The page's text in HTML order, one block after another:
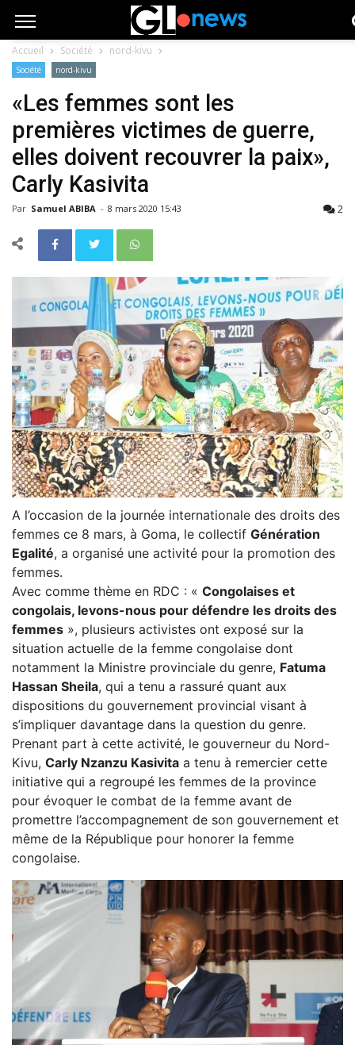
Accueil Société nord-kivu
Société nord-kivu
«Les femmes sont les
premières victimes de guerre,
elles doivent recouvrer la paix»,
Carly Kasivita
Par Samuel ABIBA - 8 mars 2020 15:43 2
A l’occasion de la journée internationale des droits des
femmes ce 8 mars, à Goma, le collectif Génération
Egalité, a organisé une activité pour la promotion des
femmes.
Avec comme thème en RDC : « Congolaises et
congolais, levons-nous pour défendre les droits des
femmes », plusieurs activistes ont exposé sur la
situation actuelle de la femme congolaise dont
notamment la Ministre provinciale du genre, Fatuma
Hassan Sheila, qui a tenu a rassuré quant aux
dispositions du gouvernement provincial visant à
s’impliquer davantage dans la question du genre.
Prenant part à cette activité, le gouverneur du Nord-
Kivu, Carly Nzanzu Kasivita a tenu à remercier cette
initiative qui a regroupé les femmes de la province
pour évoquer le combat de la femme avant de
promettre l’accompagnement de son gouvernement et
même de la République pour honorer la femme
congolaise.